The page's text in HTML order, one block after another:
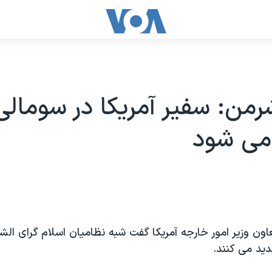
سفیر آمریکا در
شود
وزیر امور خارجه آمریکا گفت شبه نظامیان اسلام گرای
می کنند.